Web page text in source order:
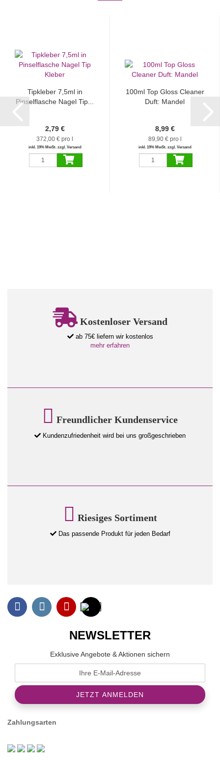
Tipkleber 7,5ml in
Pinselflasche Nagel Tip...
2,79 €
372,00 € pro l
inkl. 19% MwSt. zzgl. Versand
100ml Top Gloss Cleaner
Duft: Mandel
8,99 €
89,90 € pro l
inkl. 19% MwSt. zzgl. Versand
Kostenloser Versand
ab 75€ liefern wir kostenlos
mehr erfahren
Freundlicher Kundenservice
Kundenzufriedenheit wird bei uns großgeschrieben
Riesiges Sortiment
Das passende Produkt für jeden Bedarf
NEWSLETTER
Exklusive Angebote & Aktionen sichern
Zahlungsarten